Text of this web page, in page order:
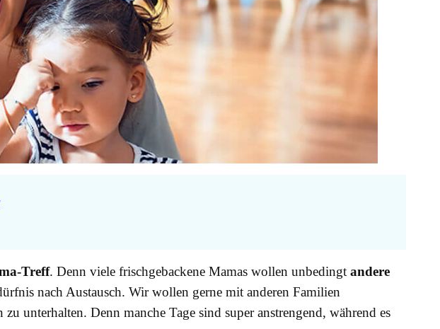
Treff. Denn viele frischgebackene Mamas wollen unbedingt andere
nach Austausch. Wir wollen gerne mit anderen Familien
unterhalten. Denn manche Tage sind super anstrengend, während es